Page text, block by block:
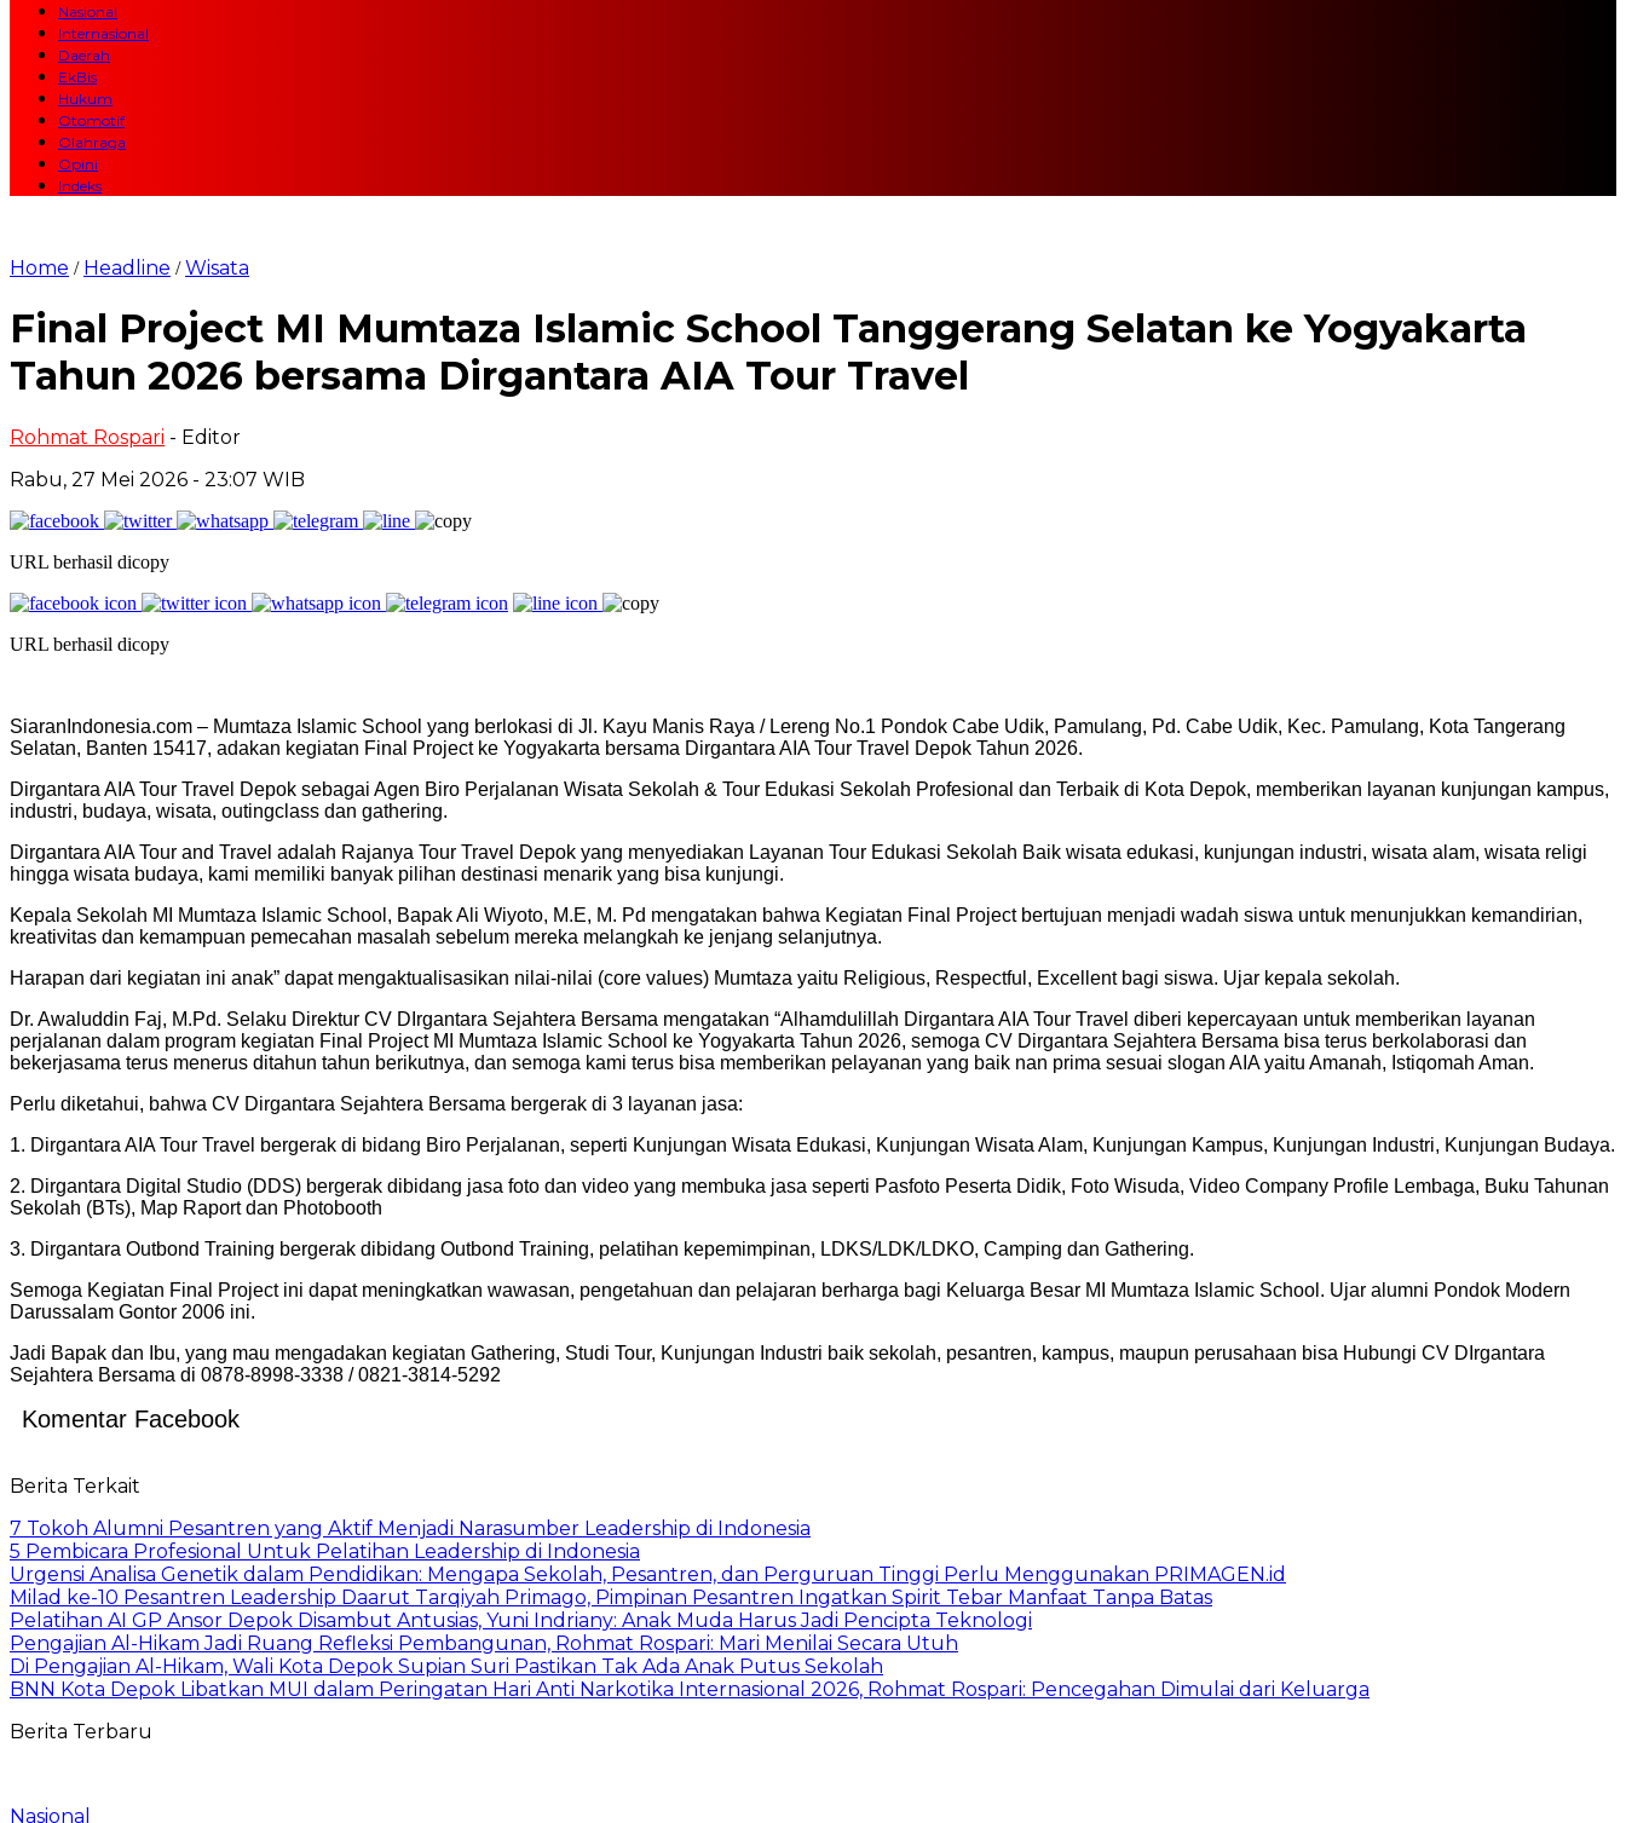
Nasional
Internasional
Daerah
EkBis
Hukum
Otomotif
Olahraga
Opini
Indeks
Home / Headline /Wisata
Final Project MI Mumtaza Islamic School Tanggerang Selatan ke Yogyakarta
Tahun 2026 bersama Dirgantara AIA Tour Travel
Rohmat Rospari - Editor
Rabu, 27 Mei 2026 - 23:07 WIB
URL berhasil dicopy
URL berhasil dicopy
SiaranIndonesia.com – Mumtaza Islamic School yang berlokasi di Jl. Kayu Manis Raya / Lereng No.1 Pondok Cabe Udik, Pamulang, Pd. Cabe Udik, Kec. Pamulang, Kota Tangerang
Selatan, Banten 15417, adakan kegiatan Final Project ke Yogyakarta bersama Dirgantara AIA Tour Travel Depok Tahun 2026.
Dirgantara AIA Tour Travel Depok sebagai Agen Biro Perjalanan Wisata Sekolah & Tour Edukasi Sekolah Profesional dan Terbaik di Kota Depok, memberikan layanan kunjungan kampus,
industri, budaya, wisata, outingclass dan gathering.
Dirgantara AIA Tour and Travel adalah Rajanya Tour Travel Depok yang menyediakan Layanan Tour Edukasi Sekolah Baik wisata edukasi, kunjungan industri, wisata alam, wisata religi
hingga wisata budaya, kami memiliki banyak pilihan destinasi menarik yang bisa kunjungi.
Kepala Sekolah MI Mumtaza Islamic School, Bapak Ali Wiyoto, M.E, M. Pd mengatakan bahwa Kegiatan Final Project bertujuan menjadi wadah siswa untuk menunjukkan kemandirian,
kreativitas dan kemampuan pemecahan masalah sebelum mereka melangkah ke jenjang selanjutnya.
Harapan dari kegiatan ini anak” dapat mengaktualisasikan nilai-nilai (core values) Mumtaza yaitu Religious, Respectful, Excellent bagi siswa. Ujar kepala sekolah.
Dr. Awaluddin Faj, M.Pd. Selaku Direktur CV DIrgantara Sejahtera Bersama mengatakan “Alhamdulillah Dirgantara AIA Tour Travel diberi kepercayaan untuk memberikan layanan
perjalanan dalam program kegiatan Final Project MI Mumtaza Islamic School ke Yogyakarta Tahun 2026, semoga CV Dirgantara Sejahtera Bersama bisa terus berkolaborasi dan
bekerjasama terus menerus ditahun tahun berikutnya, dan semoga kami terus bisa memberikan pelayanan yang baik nan prima sesuai slogan AIA yaitu Amanah, Istiqomah Aman.
Perlu diketahui, bahwa CV Dirgantara Sejahtera Bersama bergerak di 3 layanan jasa:
1. Dirgantara AIA Tour Travel bergerak di bidang Biro Perjalanan, seperti Kunjungan Wisata Edukasi, Kunjungan Wisata Alam, Kunjungan Kampus, Kunjungan Industri, Kunjungan Budaya.
2. ⁠Dirgantara Digital Studio (DDS) bergerak dibidang jasa foto dan video yang membuka jasa seperti Pasfoto Peserta Didik, Foto Wisuda, Video Company Profile Lembaga, Buku Tahunan
Sekolah (BTs), Map Raport dan Photobooth
3. ⁠Dirgantara Outbond Training bergerak dibidang Outbond Training, pelatihan kepemimpinan, LDKS/LDK/LDKO, Camping dan Gathering.
Semoga Kegiatan Final Project ini dapat meningkatkan wawasan, pengetahuan dan pelajaran berharga bagi Keluarga Besar MI Mumtaza Islamic School. Ujar alumni Pondok Modern
Darussalam Gontor 2006 ini.
Jadi Bapak dan Ibu, yang mau mengadakan kegiatan Gathering, Studi Tour, Kunjungan Industri baik sekolah, pesantren, kampus, maupun perusahaan bisa Hubungi CV DIrgantara
Sejahtera Bersama di 0878-8998-3338 / 0821-3814-5292
Komentar Facebook
Berita Terkait
7 Tokoh Alumni Pesantren yang Aktif Menjadi Narasumber Leadership di Indonesia
5 Pembicara Profesional Untuk Pelatihan Leadership di Indonesia
Urgensi Analisa Genetik dalam Pendidikan: Mengapa Sekolah, Pesantren, dan Perguruan Tinggi Perlu Menggunakan PRIMAGEN.id
Milad ke-10 Pesantren Leadership Daarut Tarqiyah Primago, Pimpinan Pesantren Ingatkan Spirit Tebar Manfaat Tanpa Batas
Pelatihan AI GP Ansor Depok Disambut Antusias, Yuni Indriany: Anak Muda Harus Jadi Pencipta Teknologi
Pengajian Al-Hikam Jadi Ruang Refleksi Pembangunan, Rohmat Rospari: Mari Menilai Secara Utuh
Di Pengajian Al-Hikam, Wali Kota Depok Supian Suri Pastikan Tak Ada Anak Putus Sekolah
BNN Kota Depok Libatkan MUI dalam Peringatan Hari Anti Narkotika Internasional 2026, Rohmat Rospari: Pencegahan Dimulai dari Keluarga
Berita Terbaru
Nasional